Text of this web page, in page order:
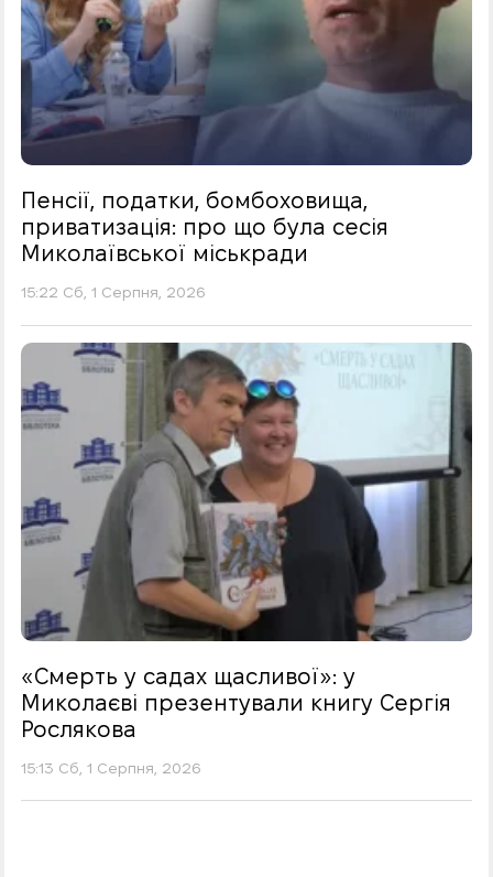
Пенсії, податки, бомбоховища,
приватизація: про що була сесія
Миколаївської міськради
15:22 Сб, 1 Серпня, 2026
«Смерть у садах щасливої»: у
Миколаєві презентували книгу Сергія
Рослякова
15:13 Сб, 1 Серпня, 2026